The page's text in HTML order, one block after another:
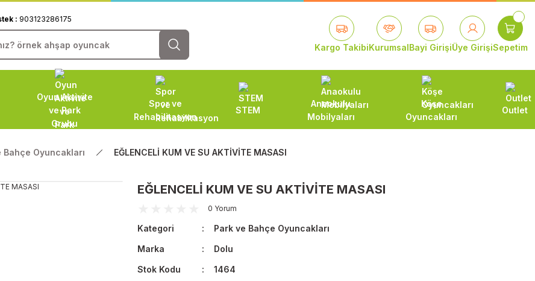
: 903123286175
Kargo TakibiKurumsalBayi GirişiÜye GirişiSepetim
Oyun Aktivite
ve Park
Grubu
Spor ve
Rehabilitasyon
STEM
Anaokulu
Mobilyaları
Köşe
Oyuncakları
Outlet
Bahçe Oyuncakları EĞLENCELİ KUM VE SU AKTİVİTE MASASI
EĞLENCELİ KUM VE SU AKTİVİTE MASASI
0 Yorum
Kategori
Park ve Bahçe Oyuncakları
Marka
Dolu
Stok Kodu
1464